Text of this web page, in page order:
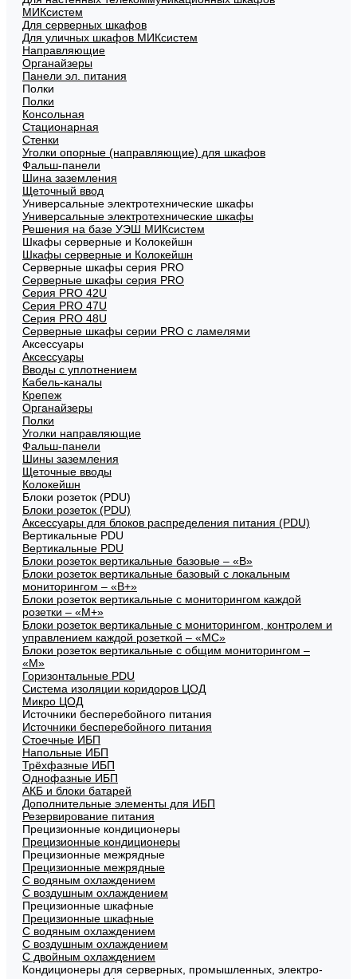
МИКсистем
Для серверных шкафов
Для уличных шкафов МИКсистем
Направляющие
Органайзеры
Панели эл. питания
Полки
Полки
Консольная
Стационарная
Стенки
Уголки опорные (направляющие) для шкафов
Фальш-панели
Шина заземления
Щеточный ввод
Универсальные электротехнические шкафы
Универсальные электротехнические шкафы
Решения на базе УЭШ МИКсистем
Шкафы серверные и Колокейшн
Шкафы серверные и Колокейшн
Серверные шкафы серия PRO
Серверные шкафы серия PRO
Серия PRO 42U
Серия PRO 47U
Серия PRO 48U
Серверные шкафы серии PRO с ламелями
Аксессуары
Аксессуары
Вводы с уплотнением
Кабель-каналы
Крепеж
Органайзеры
Полки
Уголки направляющие
Фальш-панели
Шины заземления
Щеточные вводы
Колокейшн
Блоки розеток (PDU)
Блоки розеток (PDU)
Аксессуары для блоков распределения питания (PDU)
Вертикальные PDU
Вертикальные PDU
Блоки розеток вертикальные базовые – «В»
Блоки розеток вертикальные базовый с локальным
мониторингом – «В+»
Блоки розеток вертикальные с мониторингом каждой
розетки – «М+»
Блоки розеток вертикальные с мониторингом, контролем и
управлением каждой розеткой – «МС»
Блоки розеток вертикальные с общим мониторингом –
«М»
Горизонтальные PDU
Система изоляции коридоров ЦОД
Микро ЦОД
Источники бесперебойного питания
Источники бесперебойного питания
Стоечные ИБП
Напольные ИБП
Трёхфазные ИБП
Однофазные ИБП
АКБ и блоки батарей
Дополнительные элементы для ИБП
Резервирование питания
Прецизионные кондиционеры
Прецизионные кондиционеры
Прецизионные межрядные
Прецизионные межрядные
С водяным охлаждением
С воздушным охлаждением
Прецизионные шкафные
Прецизионные шкафные
С водяным охлаждением
С воздушным охлаждением
С двойным охлаждением
Кондиционеры для серверных, промышленных, электро-